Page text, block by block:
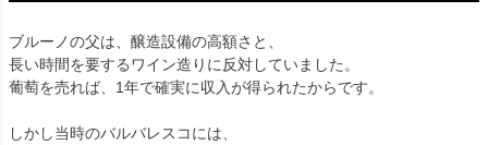
ブルーノの父は、醸造設備の高額さと、
長い時間を要するワイン造りに反対していました。
葡萄を売れば、1年で確実に収入が得られたからです。
しかし当時のバルバレスコには、